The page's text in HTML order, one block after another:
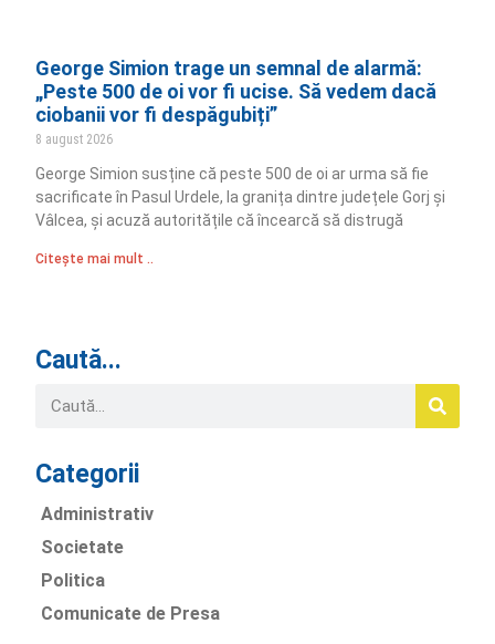
George Simion trage un semnal de alarmă:
„Peste 500 de oi vor fi ucise. Să vedem dacă
ciobanii vor fi despăgubiți”
8 august 2026
George Simion susține că peste 500 de oi ar urma să fie
sacrificate în Pasul Urdele, la granița dintre județele Gorj și
Vâlcea, și acuză autoritățile că încearcă să distrugă
Citește mai mult ..
Caută...
Categorii
Administrativ
Societate
Politica
Comunicate de Presa